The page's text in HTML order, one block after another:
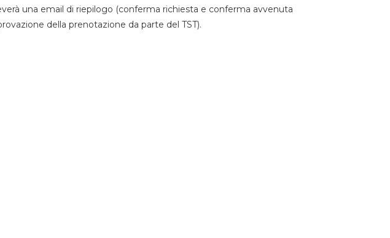
una email di riepilogo (conferma richiesta e conferma avvenuta
della prenotazione da parte del TST).